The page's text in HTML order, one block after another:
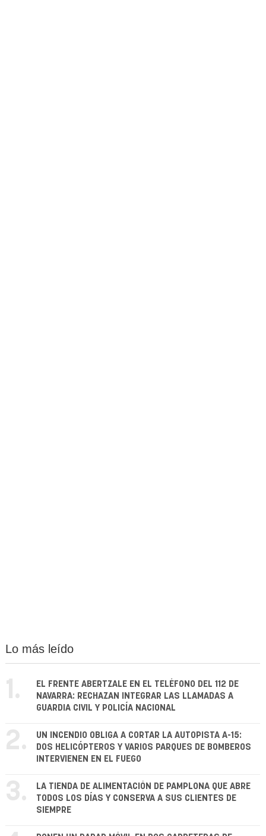
Lo más leído
1.
EL FRENTE ABERTZALE EN EL TELÉFONO DEL 112 DE
NAVARRA: RECHAZAN INTEGRAR LAS LLAMADAS A
GUARDIA CIVIL Y POLICÍA NACIONAL
2.
UN INCENDIO OBLIGA A CORTAR LA AUTOPISTA A-15:
DOS HELICÓPTEROS Y VARIOS PARQUES DE BOMBEROS
INTERVIENEN EN EL FUEGO
3.
LA TIENDA DE ALIMENTACIÓN DE PAMPLONA QUE ABRE
TODOS LOS DÍAS Y CONSERVA A SUS CLIENTES DE
SIEMPRE